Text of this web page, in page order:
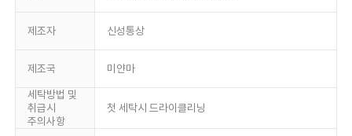
제조자 신성통상
제조국 미얀마
세탁방법 및
취급시
주의사항
첫 세탁시 드라이클리닝